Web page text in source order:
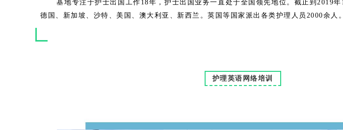
德国、新加坡、沙特、美国、澳大利亚、新西兰。英国等国家派出各类护理人员2000余人。
护理英语网络培训